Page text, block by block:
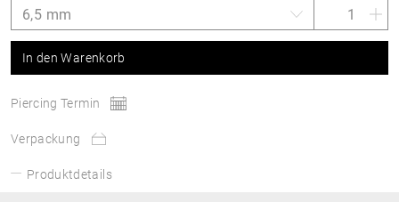
In den Warenkorb
Piercing Termin
Verpackung
Produktdetails